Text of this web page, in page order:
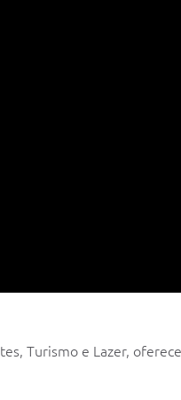
Turismo e Lazer,